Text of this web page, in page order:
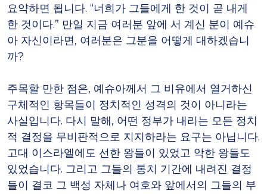
요약하면 됩니다. “너희가 그들에게 한 것이 곧 내게
한 것이다.” 만일 지금 여러분 앞에 서 계신 분이 예슈
아 자신이라면, 여러분은 그분을 어떻게 대하겠습니
까?
주목할 만한 점은, 예슈아께서 그 비유에서 열거하신
구체적인 항목들이 정치적인 성격의 것이 아니라는
사실입니다. 다시 말해, 어떤 정부가 내리는 모든 정치
적 결정을 무비판적으로 지지하라는 요구는 아닙니다.
고대 이스라엘에도 선한 왕들이 있었고 악한 왕들도
있었습니다. 그리고 그들의 통치 기간에 내려진 결정
들이 결코 그 백성 자체나 여호와 앞에서의 그들의 부